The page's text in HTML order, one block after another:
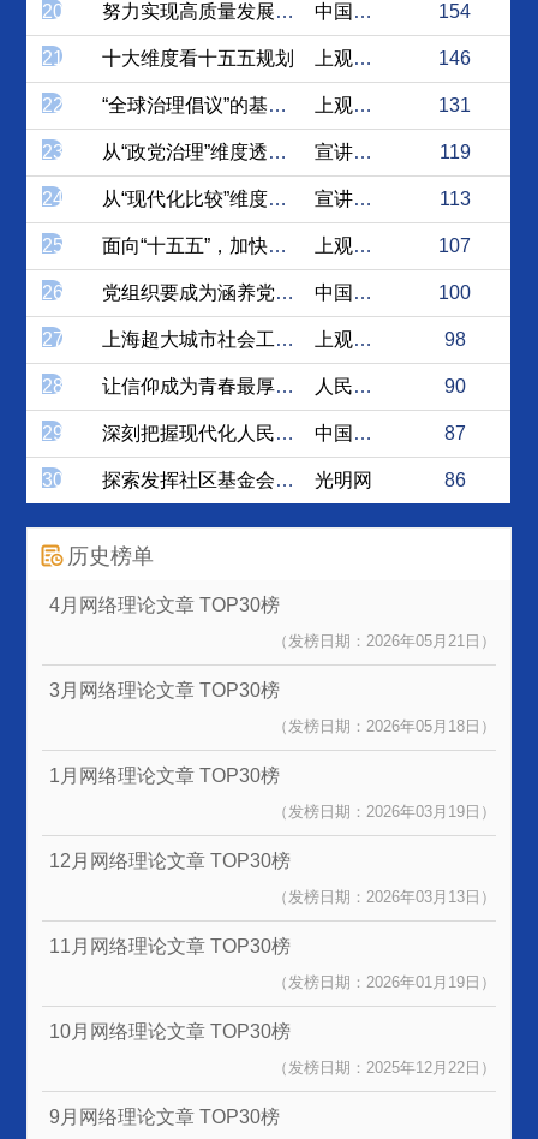
20 努力实现高质量发展和高水平... 中国理论网 154
21 十大维度看十五五规划 上观新闻 146
22 “全球治理倡议”的基本内涵... 上观新闻 131
23 从“政党治理”维度透视二十... 宣讲家网 119
24 从“现代化比较”维度透视二... 宣讲家网 113
25 面向“十五五”，加快培养复... 上观新闻 107
26 党组织要成为涵养党员干部良... 中国理论网 100
27 上海超大城市社会工作十五五... 上观新闻 98
28 让信仰成为青春最厚重的底色 人民论坛网 90
29 深刻把握现代化人民城市的双... 中国理论网 87
30 探索发挥社区基金会在基层社... 光明网 86
历史榜单
4月网络理论文章 TOP30榜
（发榜日期：2026年05月21日）
3月网络理论文章 TOP30榜
（发榜日期：2026年05月18日）
1月网络理论文章 TOP30榜
（发榜日期：2026年03月19日）
12月网络理论文章 TOP30榜
（发榜日期：2026年03月13日）
11月网络理论文章 TOP30榜
（发榜日期：2026年01月19日）
10月网络理论文章 TOP30榜
（发榜日期：2025年12月22日）
9月网络理论文章 TOP30榜